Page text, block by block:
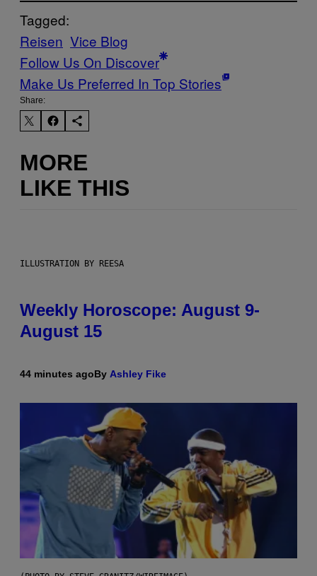
Tagged:
Reisen Vice Blog
Follow Us On Discover
Make Us Preferred In Top Stories
Share:
MORE
LIKE THIS
ILLUSTRATION BY REESA
Weekly Horoscope: August 9-
August 15
44 minutes agoBy Ashley Fike